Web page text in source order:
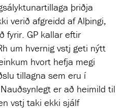
þriðja
verið afgreidd af Alþingi,
fyrir. GP kallar eftir
um hvernig vstj geti nýtt
hvort hefja megi
tillagna sem eru í
er að heimild til
vstj taki ekki sjálf